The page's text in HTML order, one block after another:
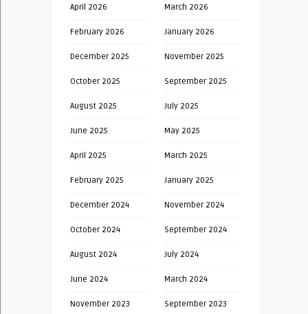
April 2026 March 2026
February 2026 January 2026
December 2025 November 2025
October 2025 September 2025
August 2025 July 2025
June 2025 May 2025
April 2025 March 2025
February 2025 January 2025
December 2024 November 2024
October 2024 September 2024
August 2024 July 2024
June 2024 March 2024
November 2023 September 2023